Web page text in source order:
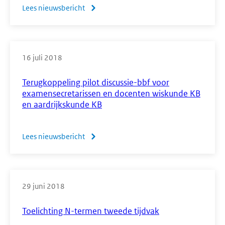
havo/vwo'
Lees nieuwsbericht
over
grafische
rekenmachine
bij
wiskunde
Terugkoppeling pilot discussie-bbf voor
examensecretarissen en docenten wiskunde KB
en aardrijkskunde KB
16 juli 2018
Lees nieuwsbericht
over
Toelichting N-termen tweede tijdvak
29 juni 2018